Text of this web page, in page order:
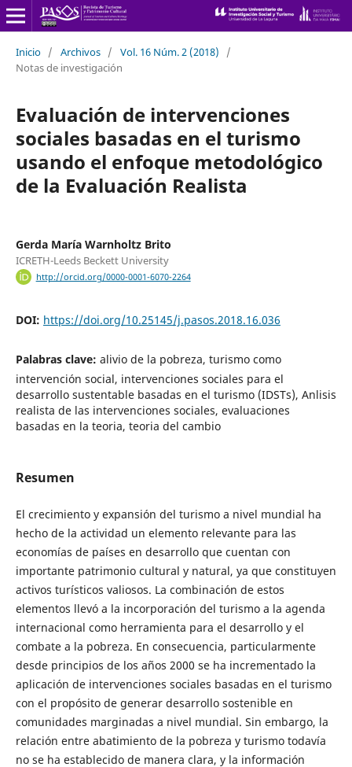
Inicio / Archivos / Vol. 16 Núm. 2 (2018)
/
Notas de investigación
Evaluación de intervenciones
sociales basadas en el turismo
usando el enfoque metodológico
de la Evaluación Realista
Gerda María Warnholtz Brito
ICRETH-Leeds Beckett University
http://orcid.org/0000-0001-6070-2264
DOI: https://doi.org/10.25145/j.pasos.2018.16.036
Palabras clave: alivio de la pobreza, turismo como
intervención social, intervenciones sociales para el
desarrollo sustentable basadas en el turismo (IDSTs), Anlisis
realista de las intervenciones sociales, evaluaciones
basadas en la teoria, teoria del cambio
Resumen
El crecimiento y expansión del turismo a nivel mundial ha
hecho de la actividad un elemento relevante para las
economías de países en desarrollo que cuentan con
importante patrimonio cultural y natural, ya que constituyen
activos turísticos valiosos. La combinación de estos
elementos llevó a la incorporación del turismo a la agenda
internacional como herramienta para el desarrollo y el
combate a la pobreza. En consecuencia, particularmente
desde principios de los años 2000 se ha incrementado la
aplicación de intervenciones sociales basadas en el turismo
con el propósito de generar desarrollo sostenible en
comunidades marginadas a nivel mundial. Sin embargo, la
relación entre abatimiento de la pobreza y turismo todavía
no se ha establecido de manera clara, y la información